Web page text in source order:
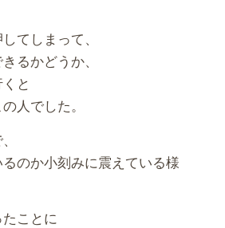
てしまって、
るかどうか、
と
人でした。
のか小刻みに震えている様
ことに